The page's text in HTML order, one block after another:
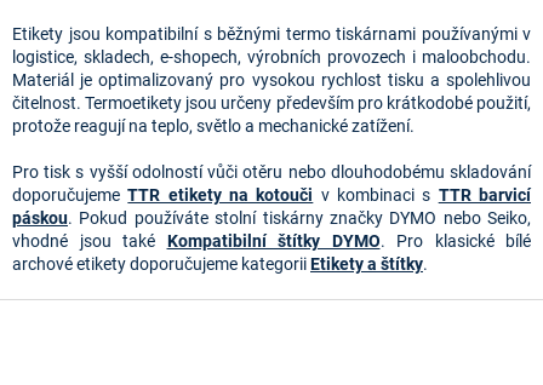
p
r
v
k
y
ý
p
i
s
u
Etikety jsou kompatibilní s běžnými termo tiskárnami používanými v
logistice, skladech, e‑shopech, výrobních provozech i maloobchodu.
Materiál je optimalizovaný pro vysokou rychlost tisku a spolehlivou
čitelnost. Termoetikety jsou určeny především pro krátkodobé použití,
protože reagují na teplo, světlo a mechanické zatížení.
Pro tisk s vyšší odolností vůči otěru nebo dlouhodobému skladování
doporučujemeTTR etikety na kotouči v kombinaci s TTR barvicí
páskou. Pokud používáte stolní tiskárny značky DYMO nebo Seiko,
vhodné jsou také Kompatibilní štítky DYMO. Pro klasické bílé
archové etikety doporučujeme kategoriiEtikety a štítky.